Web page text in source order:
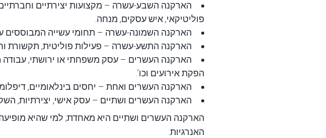
הארקנה השבע-עשרה – מקצועות יצירתיים
פוליטיקאי, איש עסקים, מנחה.
הארקנה השמונה-עשרה – תחומי עשייה המבוססים על
הארקנה התשע-עשרה – פעילות פוליטית, תקשורת
הארקנה העשרים – עסק משפחתי או ירושתי, עבודה
הפקת אירועים וכו’.
הארקנה העשרים ואחת – יחסים בינלאומיים,
הארקנה העשרים ושתיים – עסק אישי, יצירתיות,
הארקנה העשרים ושתיים היא מאחדת; למי שהיא
האנרגיות.